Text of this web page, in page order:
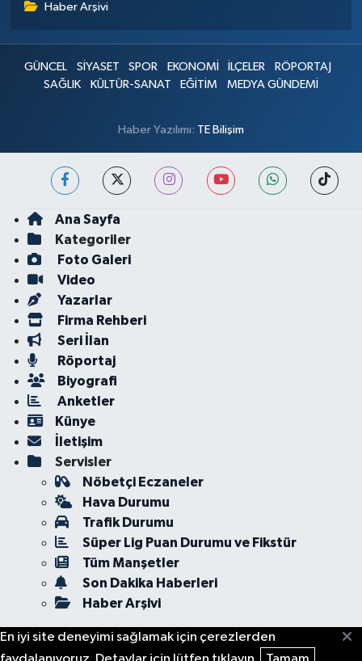
Haber Arşivi
GÜNCEL SİYASET SPOR EKONOMİ İLÇELER
RÖPORTAJ
SAĞLIK
KÜLTÜR-SANAT EĞİTİM MEDYA GÜNDEMİ
Haber Yazılımı: TE Bilişim
Ana Sayfa
Kategoriler
Foto Galeri
Video
Yazarlar
Firma Rehberi
Seri İlan
Röportaj
Biyografi
Anketler
Künye
İletişim
Servisler
Nöbetçi Eczaneler
Hava Durumu
Trafik Durumu
Süper Lig Puan Durumu ve Fikstür
Tüm Manşetler
Son Dakika Haberleri
Haber Arşivi
En iyi site deneyimi sağlamak için çerezlerden